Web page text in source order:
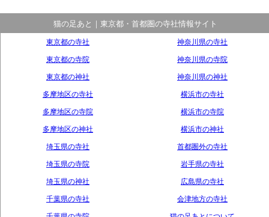
猫の足あと｜東京都・首都圏の寺社情報サイト
東京都の寺社
東京都の寺院
東京都の神社
多摩地区の寺社
多摩地区の寺院
多摩地区の神社
神奈川県の寺社
神奈川県の寺院
神奈川県の神社
横浜市の寺社
横浜市の寺院
横浜市の神社
埼玉県の寺社
埼玉県の寺院
埼玉県の神社
千葉県の寺社
首都圏外の寺社
岩手県の寺社
広島県の寺社
会津地方の寺社